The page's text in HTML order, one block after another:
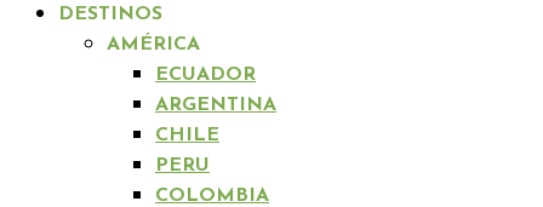
DESTINOS
AMÉRICA
ECUADOR
ARGENTINA
CHILE
PERU
COLOMBIA